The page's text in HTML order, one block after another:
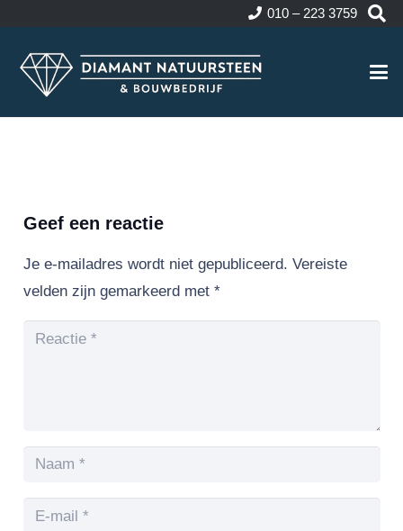
010 – 223 3759
Geef een reactie
Je e-mailadres wordt niet gepubliceerd. Vereiste
velden zijn gemarkeerd met *